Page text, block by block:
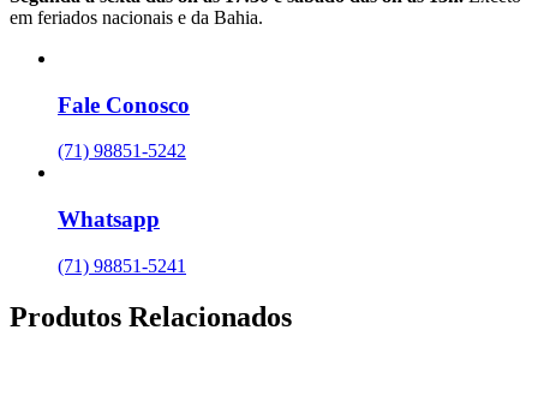
em feriados nacionais e da Bahia.
Fale Conosco
(71) 98851-5242
Whatsapp
(71) 98851-5241
Produtos Relacionados